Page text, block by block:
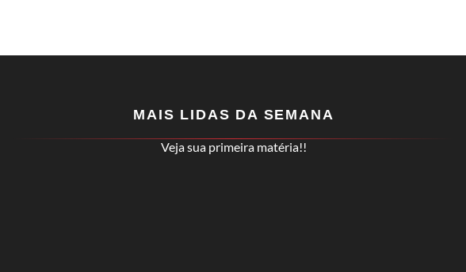
MAIS LIDAS DA SEMANA
Veja sua primeira matéria!!